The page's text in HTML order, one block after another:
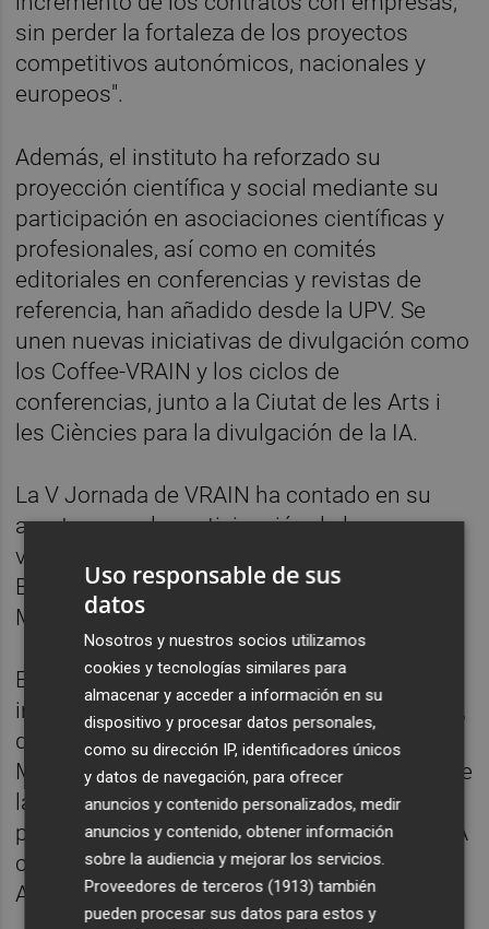
sin perder la fortaleza de los proyectos
competitivos autonómicos, nacionales y
europeos".
Además, el instituto ha reforzado su
proyección científica y social mediante su
participación en asociaciones científicas y
profesionales, así como en comités
editoriales en conferencias y revistas de
referencia, han añadido desde la UPV. Se
unen nuevas iniciativas de divulgación como
los Coffee-VRAIN y los ciclos de
conferencias, junto a la Ciutat de les Arts i
les Ciències para la divulgación de la IA.
La V Jornada de VRAIN ha contado en su
apertura con la participación de la
vicerrectora de Investigación de la UPV,
Belén Picó, y el subdirector de VRAIN, José
M. Sempere.
Este encuentro ha tenido la conferencia
invitada del filósofo y epistemólogo español,
doctor en Filosofía por la Universidad de
Málaga y Catedrático de Lógica y Filosofía de
la ciencia por la misma universidad el
profesor Antonio Diéguez, bajo el título 'La IA
como riesgo existencial o la política del
Apocalipsis'.
Uso responsable de sus
datos
Nosotros y nuestros socios utilizamos
cookies y tecnologías similares para
almacenar y acceder a información en su
dispositivo y procesar datos personales,
como su dirección IP, identificadores únicos
y datos de navegación, para ofrecer
anuncios y contenido personalizados, medir
anuncios y contenido, obtener información
sobre la audiencia y mejorar los servicios.
Proveedores de terceros (1913) también
pueden procesar sus datos para estos y